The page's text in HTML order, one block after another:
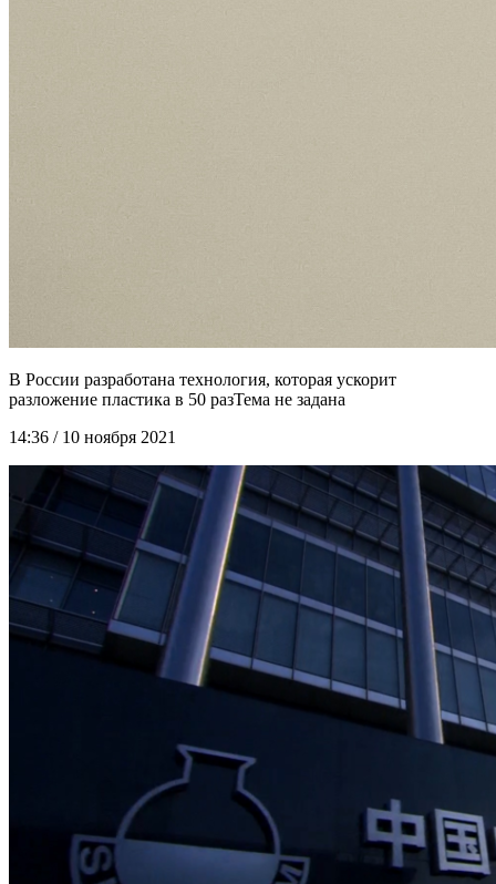
В России разработана технология, которая ускорит
разложение пластика в 50 раз
14:36 / 10 ноября 2021